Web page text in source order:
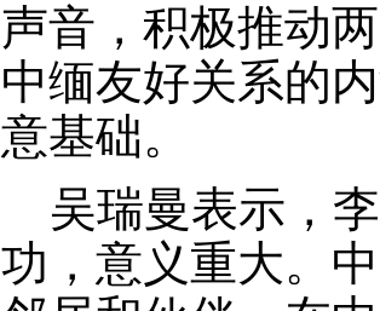
声音，积极推动
中缅友好关系的
意基础。
吴瑞曼表示，
功，意义重大。